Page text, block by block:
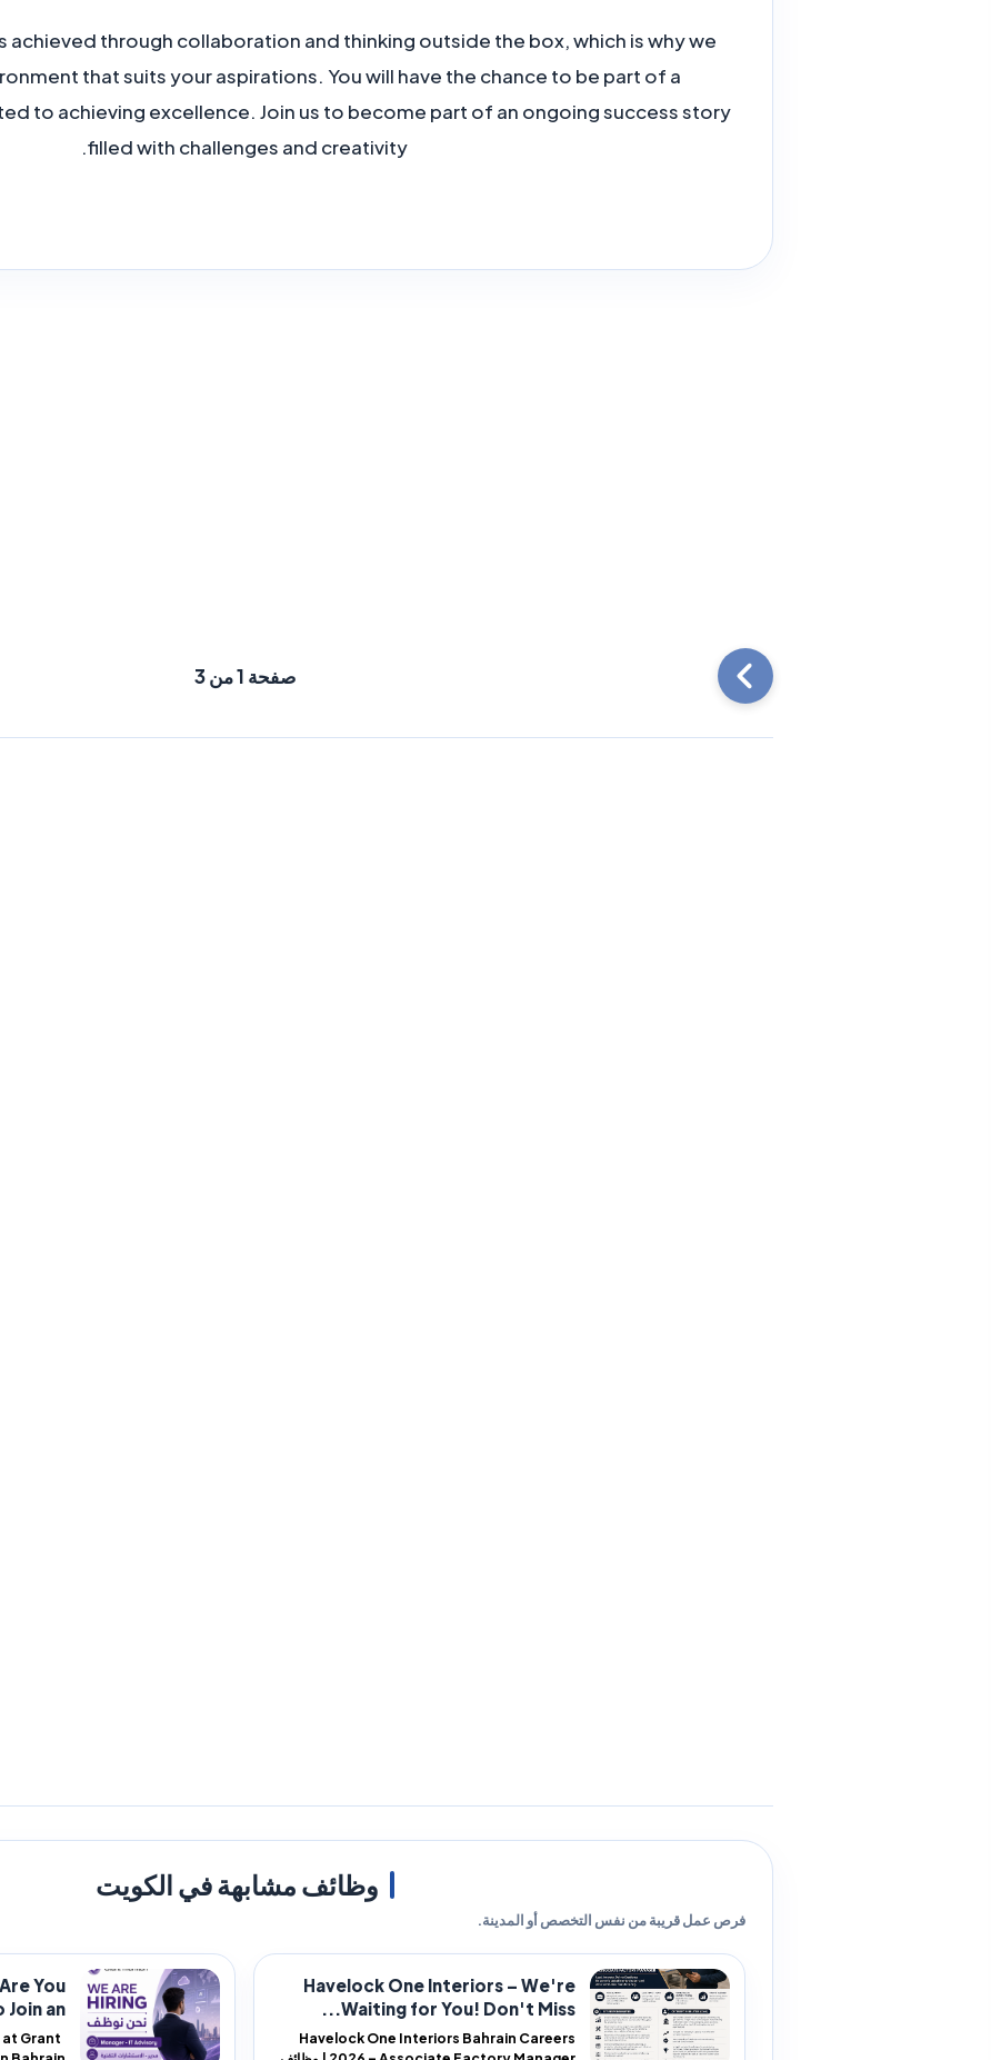
achieved through collaboration and thinking outside the box, which is why we
that suits your aspirations. You will have the chance to be part of a
to achieving excellence. Join us to become part of an ongoing success story
filled with challenges and creativity.
صفحة 1 من 3
وظائف مشابهة في الكويت
فرص عمل قريبة من نفس التخصص أو المدينة.
Havelock One Interiors – We're
Waiting for You! Don't Miss...
Havelock One Interiors Bahrain Careers
You
an...
at Grant